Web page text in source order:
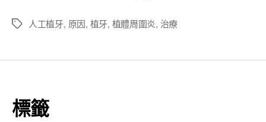
標
人工植牙, 原因, 植牙, 植體周圍炎, 治療
標籤